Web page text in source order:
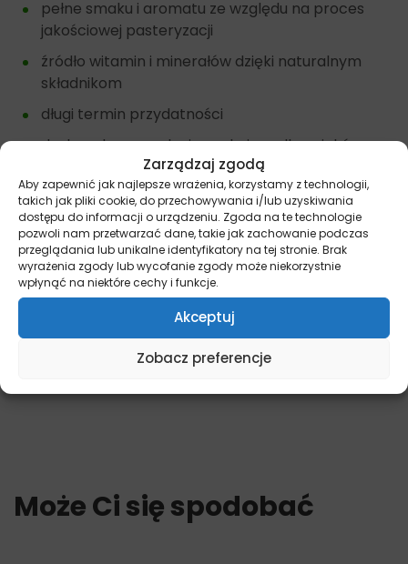
Zarządzaj zgodą
Aby zapewnić jak najlepsze wrażenia, korzystamy z technologii,
takich jak pliki cookie, do przechowywania i/lub uzyskiwania
dostępu do informacji o urządzeniu. Zgoda na te technologie
pozwoli nam przetwarzać dane, takie jak zachowanie podczas
przeglądania lub unikalne identyfikatory na tej stronie. Brak
wyrażenia zgody lub wycofanie zgody może niekorzystnie
wpłynąć na niektóre cechy i funkcje.
Akceptuj
Zobacz preferencje
pełne smaku i aromatu ze względu na proces
jakościowej pasteryzacji
źródło witamin i minerałów dzięki naturalnym
składnikom
długi termin przydatności
doskonała rozrywka i uspokajacz dla psiaków.
Inne przysmaki dla psów znajdziesz tutaj –Przysmaki
Dostępne opakowania 200g
Pamiętaj, że więcej informacji na temat promocji i
wyjątkowych ofert znajdziesz na naszych kanałach
społecznościowych:
Facebook/miskakarmypl
Instagram/miskakarmy.pl/
Źródło: Petmex
Może Ci się spodobać